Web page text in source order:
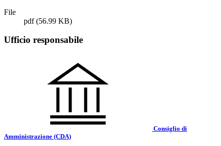
File
pdf(56.99 KB)
Ufficio responsabile
Consiglio di
Amministrazione (CDA)